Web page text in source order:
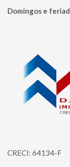
Domingos e
CRECI: 64134-F